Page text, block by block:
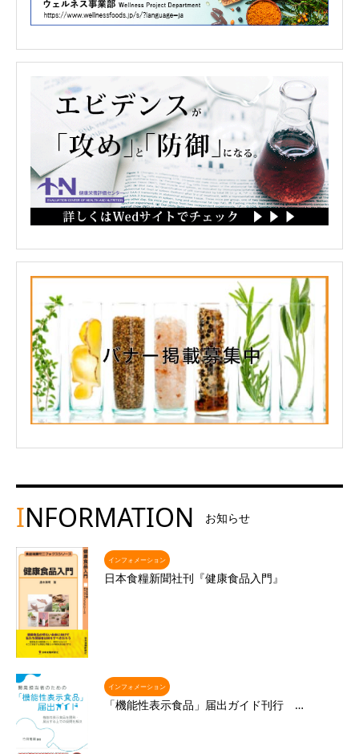
INFORMATION お知らせ
インフォメーション
日本食糧新聞社刊『健康食品入門』
インフォメーション
「機能性表示食品」届出ガイド刊行 …